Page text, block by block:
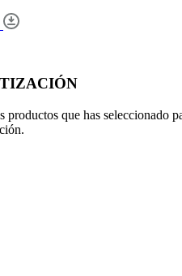
productos que has seleccionado